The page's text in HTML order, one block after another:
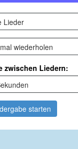
zwischen Liedern:
starten